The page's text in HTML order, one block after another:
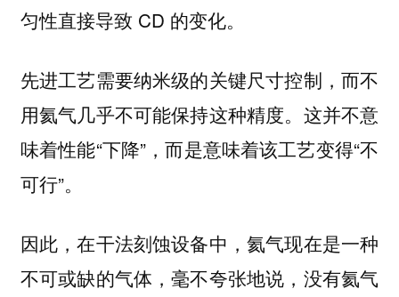
匀性直接导致 CD 的变化。
先进工艺需要纳米级的关键尺寸控制，而不
用氦气几乎不可能保持这种精度。这并不意
味着性能“下降”，而是意味着该工艺变得“不
可行”。
因此，在干法刻蚀设备中，氦气现在是一种
不可或缺的气体，毫不夸张地说，没有氦气